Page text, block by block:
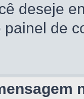
deseje
de